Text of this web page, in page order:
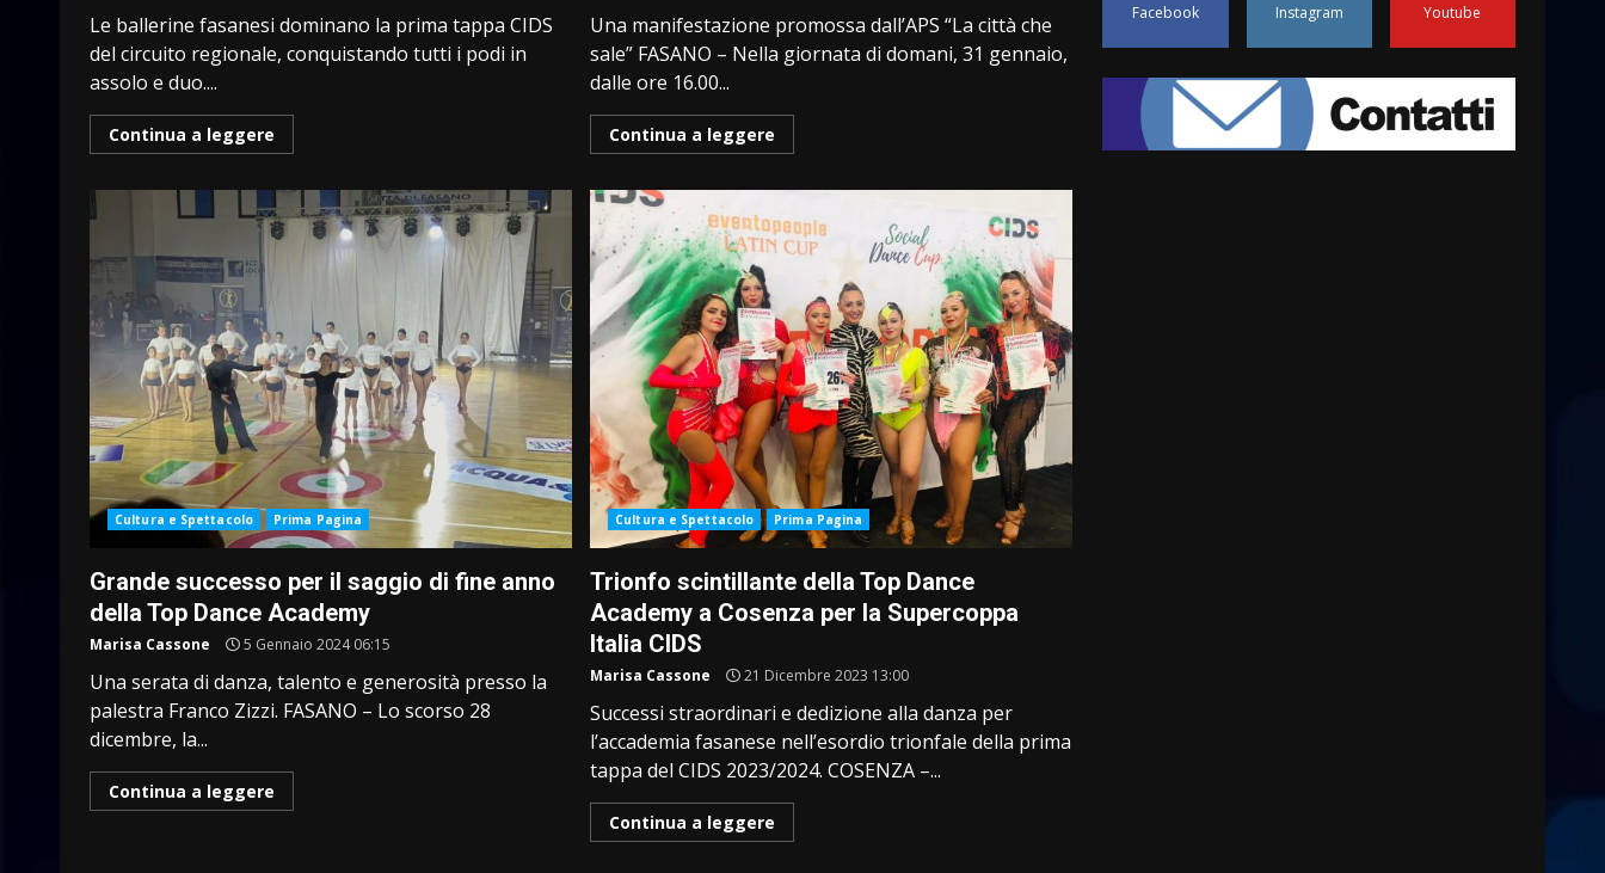
Le ballerine fasanesi dominano la prima tappa CIDS
del circuito regionale, conquistando tutti i podi in
assolo e duo....
Continua a leggere
Una manifestazione promossa dall’APS “La città che
sale” FASANO – Nella giornata di domani, 31 gennaio,
dalle ore 16.00...
Continua a leggere
Cultura e Spettacolo Prima Pagina
Grande successo per il saggio di fine anno
della Top Dance Academy
Marisa Cassone 5 Gennaio 2024 06:15
Una serata di danza, talento e generosità presso la
palestra Franco Zizzi. FASANO – Lo scorso 28
dicembre, la...
Continua a leggere
Cultura e Spettacolo Prima Pagina
Trionfo scintillante della Top Dance
Academy a Cosenza per la Supercoppa
Italia CIDS
Marisa Cassone 21 Dicembre 2023 13:00
Successi straordinari e dedizione alla danza per
l’accademia fasanese nell’esordio trionfale della prima
tappa del CIDS 2023/2024. COSENZA –...
Continua a leggere
Savelletri
9 Agosto 2026 07:32
Facebook Instagram Youtube